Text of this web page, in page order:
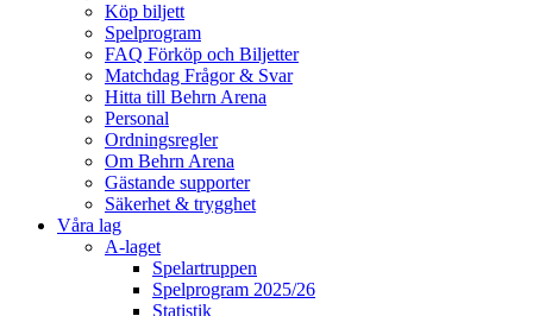
Köp biljett
Spelprogram
FAQ Förköp och Biljetter
Matchdag Frågor & Svar
Hitta till Behrn Arena
Personal
Ordningsregler
Om Behrn Arena
Gästande supporter
Säkerhet & trygghet
Våra lag
A-laget
Spelartruppen
Spelprogram 2025/26
Statistik